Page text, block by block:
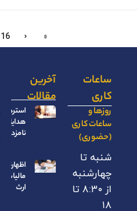
«
‹
16
ساعات
کاری
روزها و
ساعات کاری
(حضوری)
شنبه تا
چهارشنبه
از ۸:۳۰ تا
۱۸
آخرین
مقالات
استرداد
هدایای
نامزدی
اظهارنامه
مالیات بر
ارث